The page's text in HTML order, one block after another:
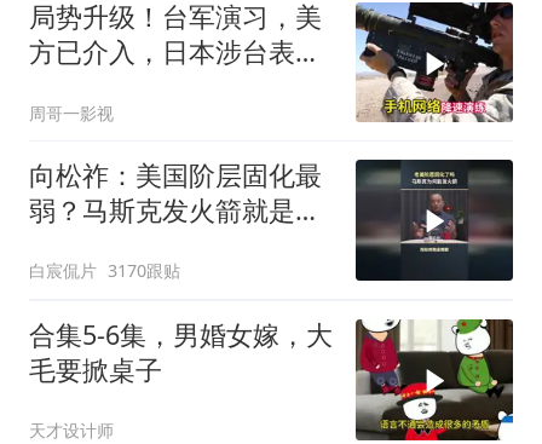
局势升级！台军演习，美
方已介入，日本涉台表述
周哥一影视
向松祚：美国阶层固化最
弱？马斯克发火箭就是答
白宸侃片 3170跟贴
合集5-6集，男婚女嫁，大
毛要掀桌子
天才设计师